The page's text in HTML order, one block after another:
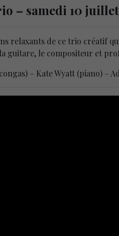
– samedi 10 juillet
relaxants de ce trio créatif
guitare, le compositeur et
– Kate Wyatt (piano) –